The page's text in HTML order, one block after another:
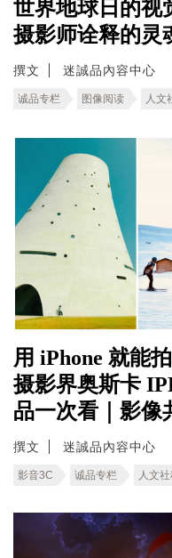
世界地球日的视
摄影师诠释的灵
撰文 迷誠品內容中心
诚品专栏 图像阅读 人文
用 iPhone 就能
摄影界奥斯卡
品一次看｜影像
撰文 迷誠品內容中心
影音3C 诚品专栏 人文